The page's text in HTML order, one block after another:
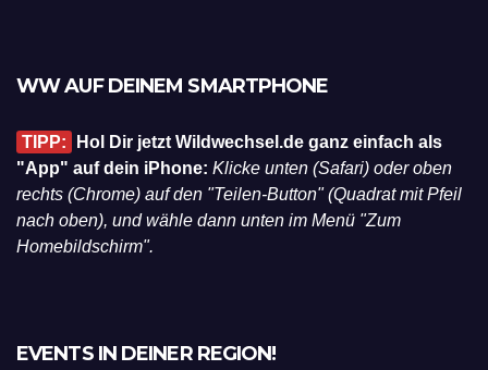
WW AUF DEINEM SMARTPHONE
TIPP:
Hol Dir jetzt Wildwechsel.de ganz einfach als
"App" auf dein iPhone: Klicke unten (Safari) oder oben
rechts (Chrome) auf den "Teilen-Button" (Quadrat mit Pfeil
nach oben), und wähle dann unten im Menü "Zum
Homebildschirm".
EVENTS IN DEINER REGION!